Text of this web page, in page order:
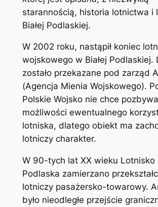
starannością, historia lotnictwa i
Białej Podlaskiej.
W 2002 roku, nastąpił koniec
wojskowego w Białej Podlaskiej.
zostało przekazane pod zarząd
(Agencja Mienia Wojskowego).
Polskie Wojsko nie chce
możliwości ewentualnego
lotniska, dlatego obiekt ma
lotniczy charakter.
W 90-tych lat XX wieku Lotnisko
Podlaska zamierzano
lotniczy pasażersko-towarowy.
było nieodległe przejście